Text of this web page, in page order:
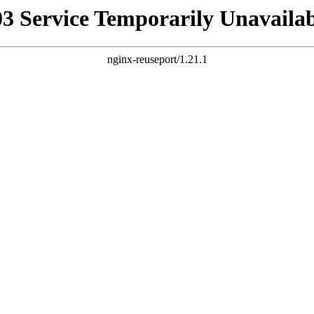
Service Temporarily
nginx-reuseport/1.21.1